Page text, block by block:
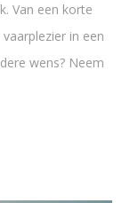
Van een korte
in een
wens? Neem